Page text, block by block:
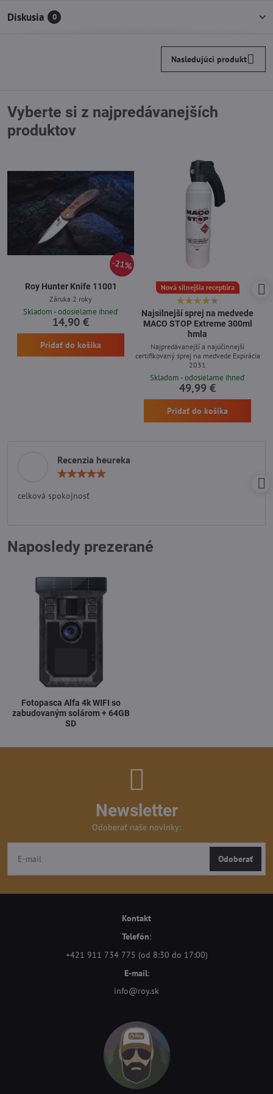
Diskusia 0
Nasledujúci produkt
Vyberte si z najpredávanejších
produktov
21%
Roy Hunter Knife 11001
Záruka 2 roky
Skladom - odosielame ihneď
14,90 €
Pridať do košíka
Nová silnejšia receptúra
Najsilnejší sprej na medvede
MACO STOP Extreme 300ml
hmla
Najpredávanejší a najúčinnejší
certifikovaný sprej na medvede Expirácia
2031
Skladom - odosielame ihneď
49,99 €
Pridať do košíka
Recenzia heureka
celková spokojnosť
Naposledy prezerané
Fotopasca Alfa 4k WIFI so
zabudovaným solárom + 64GB
SD
Newsletter
Odoberať naše novinky:
Odoberať
Kontakt
Telefón:
+421 911 734 775 (od 8:30 do 17:00)
E-mail:
info@roy.sk